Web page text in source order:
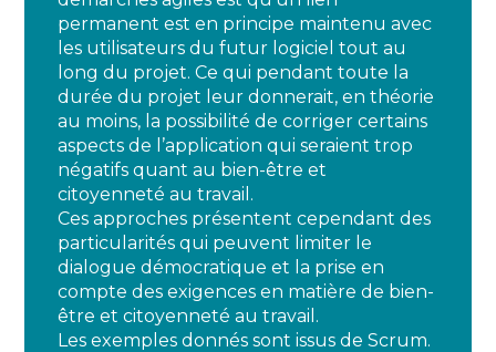
permanent est en principe maintenu avec
les utilisateurs du futur logiciel tout au
long du projet. Ce qui pendant toute la
durée du projet leur donnerait, en théorie
au moins, la possibilité de corriger certains
aspects de l’application qui seraient trop
négatifs quant au bien-être et
citoyenneté au travail.
Ces approches présentent cependant des
particularités qui peuvent limiter le
dialogue démocratique et la prise en
compte des exigences en matière de bien-
être et citoyenneté au travail.
Les exemples donnés sont issus de Scrum.